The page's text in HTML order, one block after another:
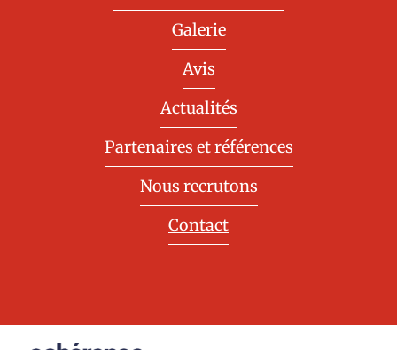
Galerie
Avis
Actualités
Partenaires et références
Nous recrutons
Contact